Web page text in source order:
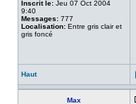
Inscrit le: Jeu 07 Oct 2004
9:40
Messages: 777
Localisation: Entre gris clair et
gris foncé
Haut
Max